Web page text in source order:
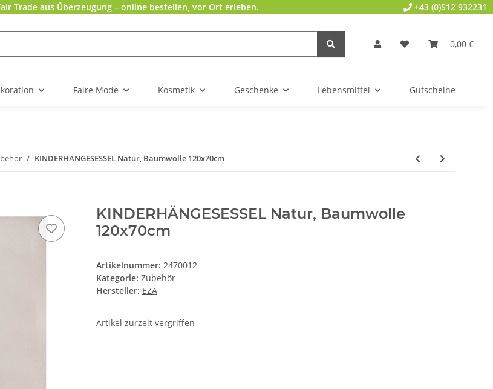
Trade aus Überzeugung – online bestellen, vor Ort erleben. +43 (0)512 932231
0,00 €
Faire Mode Kosmetik Geschenke Lebensmittel Gutscheine
KINDERHÄNGESESSEL Natur, Baumwolle 120x70cm
KINDERHÄNGESESSEL Natur, Baumwolle
120x70cm
Artikelnummer: 2470012
Kategorie: Zubehör
Hersteller: EZA
Artikel zurzeit vergriffen